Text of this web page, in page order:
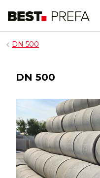
DN 500
DN 500